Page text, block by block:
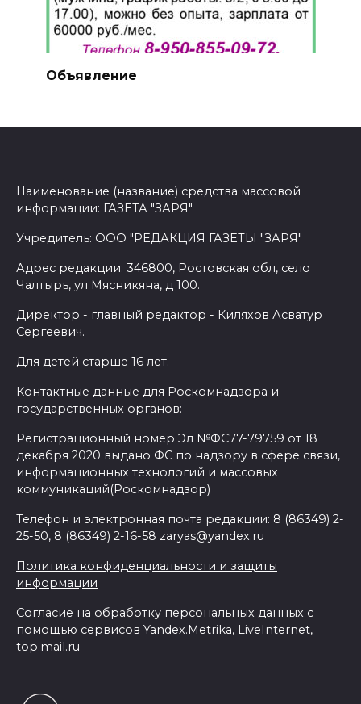
Объявление
Наименование (название) средства массовой
информации: ГАЗЕТА "ЗАРЯ"
Учредитель: ООО "РЕДАКЦИЯ ГАЗЕТЫ "ЗАРЯ"
Адрес редакции: 346800, Ростовская обл, село
Чалтырь, ул Мясникяна, д 100.
Директор - главный редактор - Киляхов Асватур
Сергеевич.
Для детей старше 16 лет.
Контактные данные для Роскомнадзора и
государственных органов:
Регистрационный номер Эл №ФС77-79759 от 18
декабря 2020 выдано ФС по надзору в сфере связи,
информационных технологий и массовых
коммуникаций(Роскомнадзор)
Телефон и электронная почта редакции: 8 (86349) 2-
25-50, 8 (86349) 2-16-58 zaryas@yandex.ru
Политика конфиденциальности и защиты
информации
Согласие на обработку персональных данных с
помощью сервисов Yandex.Metrika, LiveInternet,
top.mail.ru